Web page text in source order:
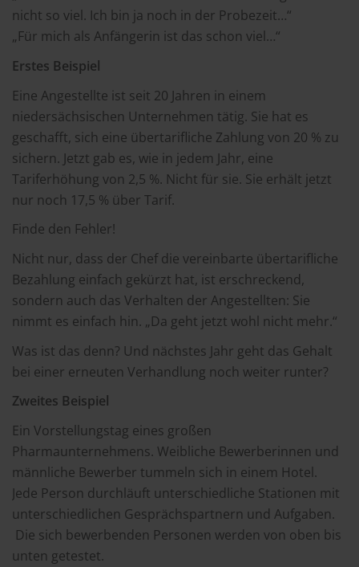
nicht so viel. Ich bin ja noch in der Probezeit…“
„Für mich als Anfängerin ist das schon viel…“
Erstes Beispiel
Eine Angestellte ist seit 20 Jahren in einem
niedersächsischen Unternehmen tätig. Sie hat es
geschafft, sich eine übertarifliche Zahlung von 20 % zu
sichern. Jetzt gab es, wie in jedem Jahr, eine
Tariferhöhung von 2,5 %. Nicht für sie. Sie erhält jetzt
nur noch 17,5 % über Tarif.
Finde den Fehler!
Nicht nur, dass der Chef die vereinbarte übertarifliche
Bezahlung einfach gekürzt hat, ist erschreckend,
sondern auch das Verhalten der Angestellten: Sie
nimmt es einfach hin. „Da geht jetzt wohl nicht mehr.“
Was ist das denn? Und nächstes Jahr geht das Gehalt
bei einer erneuten Verhandlung noch weiter runter?
Zweites Beispiel
Ein Vorstellungstag eines großen
Pharmaunternehmens. Weibliche Bewerberinnen und
männliche Bewerber tummeln sich in einem Hotel.
Jede Person durchläuft unterschiedliche Stationen mit
unterschiedlichen Gesprächspartnern und Aufgaben.
Die sich bewerbenden Personen werden von oben bis
unten getestet.